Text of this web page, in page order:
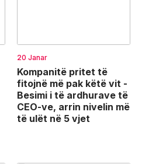
20 Janar
Kompanitë pritet të
fitojnë më pak këtë vit -
Besimi i të ardhurave të
CEO-ve, arrin nivelin më
të ulët në 5 vjet